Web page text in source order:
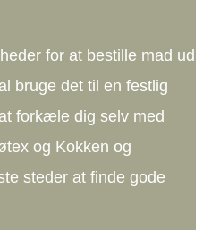
for at bestille mad ud
bruge det til en festlig
forkæle dig selv med
og Kokken og
steder at finde gode